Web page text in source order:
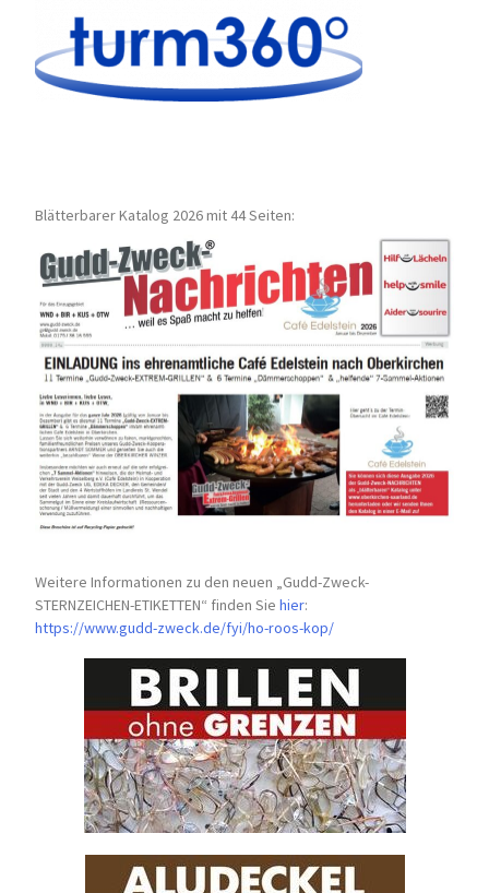
Blätterbarer Katalog 2026 mit 44 Seiten:
Weitere Informationen zu den neuen „Gudd-Zweck-
STERNZEICHEN-ETIKETTEN“ finden Siehier:
https://www.gudd-zweck.de/fyi/ho-roos-kop/